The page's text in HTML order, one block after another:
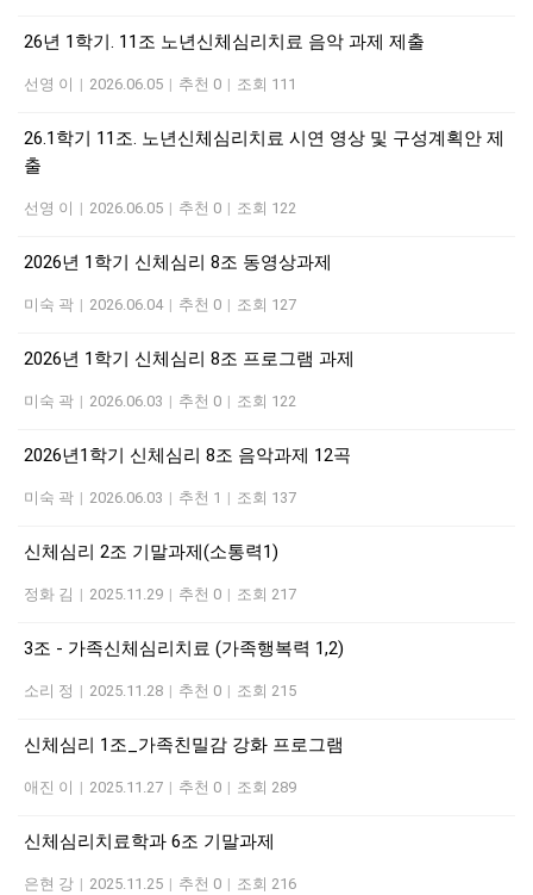
26년 1학기. 11조 노년신체심리치료 음악 과제 제출
선영 이 | 2026.06.05 | 추천 0 | 조회 111
26.1학기 11조. 노년신체심리치료 시연 영상 및 구성계획안 제
출
선영 이 | 2026.06.05 | 추천 0 | 조회 122
2026년 1학기 신체심리 8조 동영상과제
미숙 곽 | 2026.06.04 | 추천 0 | 조회 127
2026년 1학기 신체심리 8조 프로그램 과제
미숙 곽 | 2026.06.03 | 추천 0 | 조회 122
2026년1학기 신체심리 8조 음악과제 12곡
미숙 곽 | 2026.06.03 | 추천 1 | 조회 137
신체심리 2조 기말과제(소통력1)
정화 김 | 2025.11.29 | 추천 0 | 조회 217
3조 - 가족신체심리치료 (가족행복력 1,2)
소리 정 | 2025.11.28 | 추천 0 | 조회 215
신체심리 1조_가족친밀감 강화 프로그램
애진 이 | 2025.11.27 | 추천 0 | 조회 289
신체심리치료학과 6조 기말과제
은현 강 | 2025.11.25 | 추천 0 | 조회 216